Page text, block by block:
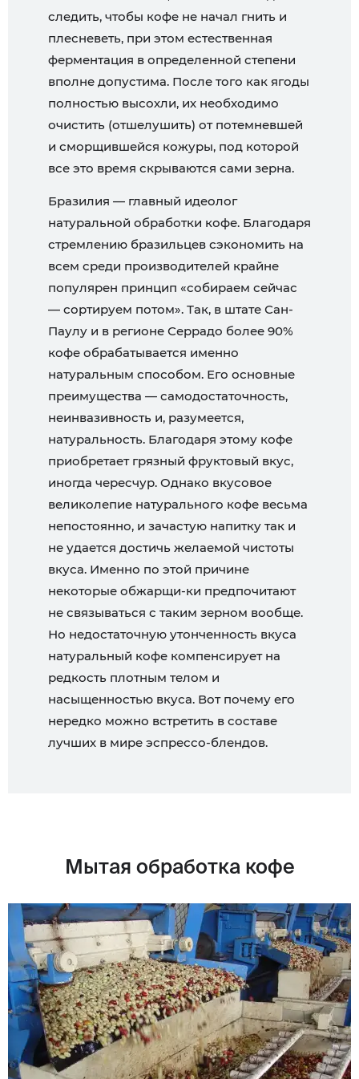
следить, чтобы кофе не начал гнить и
плесневеть, при этом естественная
ферментация в определенной степени
вполне допустима. После того как ягоды
полностью высохли, их необходимо
очистить (отшелушить) от потемневшей
и сморщившейся кожуры, под которой
все это время скрываются сами зерна.
Бразилия — главный идеолог
натуральной обработки кофе. Благодаря
стремлению бразильцев сэкономить на
всем среди производителей крайне
популярен принцип «собираем сейчас
— сортируем потом». Так, в штате Сан-
Паулу и в регионе Серрадо более 90%
кофе обрабатывается именно
натуральным способом. Его основные
преимущества — самодостаточность,
неинвазивность и, разумеется,
натуральность. Благодаря этому кофе
приобретает грязный фруктовый вкус,
иногда чересчур. Однако вкусовое
великолепие натурального кофе весьма
непостоянно, и зачастую напитку так и
не удается достичь желаемой чистоты
вкуса. Именно по этой причине
некоторые обжарщи-ки предпочитают
не связываться с таким зерном вообще.
Но недостаточную утонченность вкуса
натуральный кофе компенсирует на
редкость плотным телом и
насыщенностью вкуса. Вот почему его
нередко можно встретить в составе
лучших в мире эспрессо-блендов.
Мытая обработка кофе